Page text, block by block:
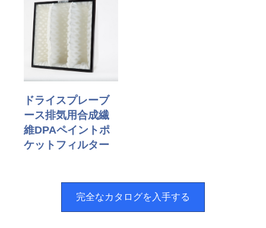
ドライスプレーブ
ース排気用合成繊
維DPAペイントポ
ケットフィルター
完全なカタログを入手する